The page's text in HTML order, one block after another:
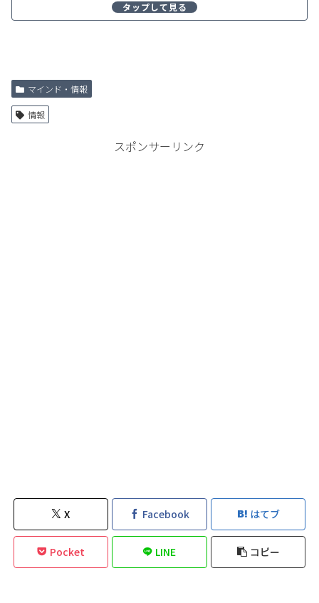
マインド・情報
情報
スポンサーリンク
X Facebook はてブ
Pocket LINE コピー